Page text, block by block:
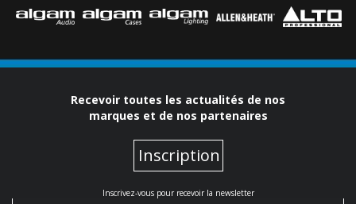
Recevoir toutes les actualités de nos
marques et de nos partenaires
Inscription
Inscrivez-vous pour recevoir la newsletter